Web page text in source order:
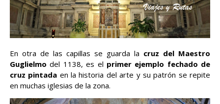
En otra de las capillas se guarda la cruz del Maestro
Guglielmodel 1138, es el primer ejemplo fechado de
cruz pintada en la historia del arte y su patrón se repite
en muchas iglesias de la zona.